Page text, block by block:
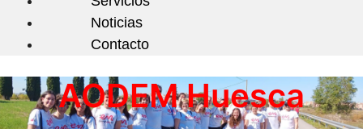
Noticias
Contacto
AODEM Huesca